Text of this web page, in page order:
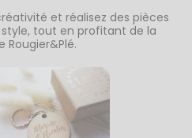
et réalisez des pièces
tout en profitant de la